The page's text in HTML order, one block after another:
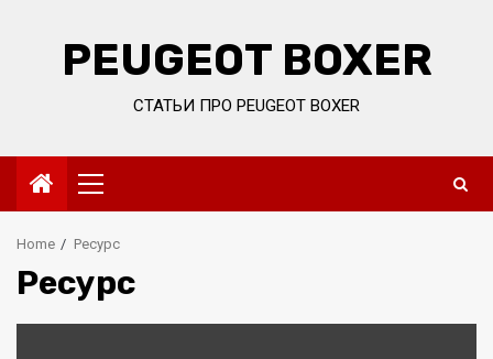
PEUGEOT BOXER
СТАТЬИ ПРО PEUGEOT BOXER
Primary
Menu
Home Ресурс
Ресурс